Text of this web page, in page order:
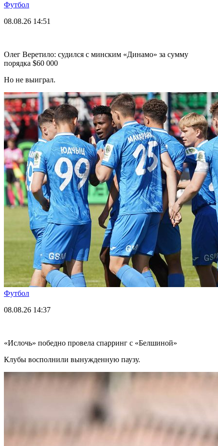
Футбол
08.08.26 14:51
Олег Веретило: судился с минским «Динамо» за сумму
порядка $60 000
Но не выиграл.
Футбол
08.08.26 14:37
«Ислочь» победно провела спарринг с «Белшиной»
Клубы восполнили вынужденную паузу.